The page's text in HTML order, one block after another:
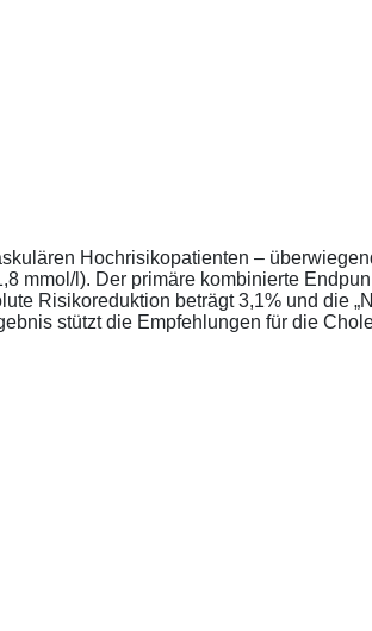
Hochrisikopatienten –
mmol/l). Der primäre kombinierte
Risikoreduktion beträgt 3,1% und die
stützt die Empfehlungen für die